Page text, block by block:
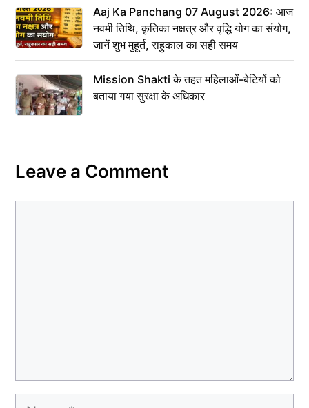
Aaj Ka Panchang 07 August 2026: आज
नवमी तिथि, कृतिका नक्षत्र और वृद्धि योग का संयोग,
जानें शुभ मुहूर्त, राहुकाल का सही समय
Mission Shakti के तहत महिलाओं-बेटियों को
बताया गया सुरक्षा के अधिकार
Leave a Comment
Name